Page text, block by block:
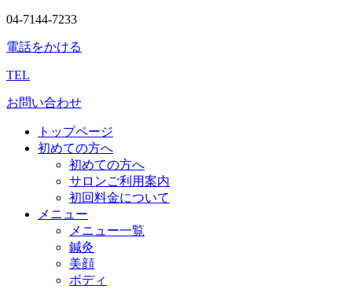
04-7144-7233
電話をかける
TEL
お問い合わせ
トップページ
初めての方へ
初めての方へ
サロンご利用案内
初回料金について
メニュー
メニュー一覧
鍼灸
美顔
ボディ